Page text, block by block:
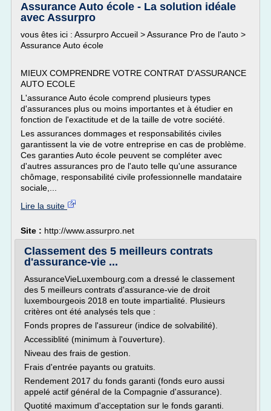
Assurance Auto école - La solution idéale
avec Assurpro
vous êtes ici : Assurpro Accueil > Assurance Pro de l'auto >
Assurance Auto école
MIEUX COMPRENDRE VOTRE CONTRAT D'ASSURANCE
AUTO ECOLE
L'assurance Auto école comprend plusieurs types
d'assurances plus ou moins importantes et à étudier en
fonction de l'exactitude et de la taille de votre société.
Les assurances dommages et responsabilités civiles
garantissent la vie de votre entreprise en cas de problème.
Ces garanties Auto école peuvent se compléter avec
d'autres assurances pro de l'auto telle qu'une assurance
chômage, responsabilité civile professionnelle mandataire
sociale,...
Lire la suite
Site : http://www.assurpro.net
Classement des 5 meilleurs contrats
d'assurance-vie ...
AssuranceVieLuxembourg.com a dressé le classement
des 5 meilleurs contrats d'assurance-vie de droit
luxembourgeois 2018 en toute impartialité. Plusieurs
critères ont été analysés tels que :
Fonds propres de l'assureur (indice de solvabilité).
Accessiblité (minimum à l'ouverture).
Niveau des frais de gestion.
Frais d'entrée payants ou gratuits.
Rendement 2017 du fonds garanti (fonds euro aussi
appelé actif général de la Compagnie d'assurance).
Quotité maximum d'acceptation sur le fonds garanti.